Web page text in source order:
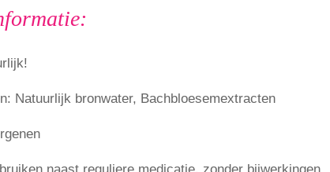
Natuurlijk bronwater, Bachbloesemextracten